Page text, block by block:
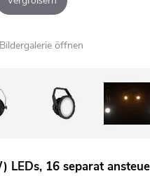
Bildergalerie öffnen
16 separat